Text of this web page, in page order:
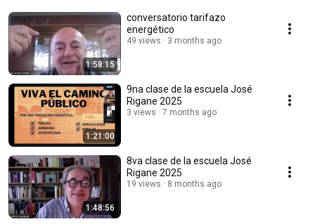
1:58:15
conversatorio tarifazo
energético
49 views 3 months ago
1:21:00
9na clase de la escuela José
Rigane 2025
3 views 7 months ago
1:48:56
8va clase de la escuela José
Rigane 2025
19 views 8 months ago